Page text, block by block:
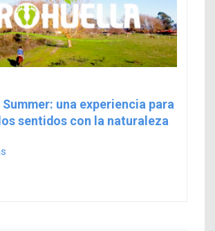
una experiencia para
sentidos con la naturaleza